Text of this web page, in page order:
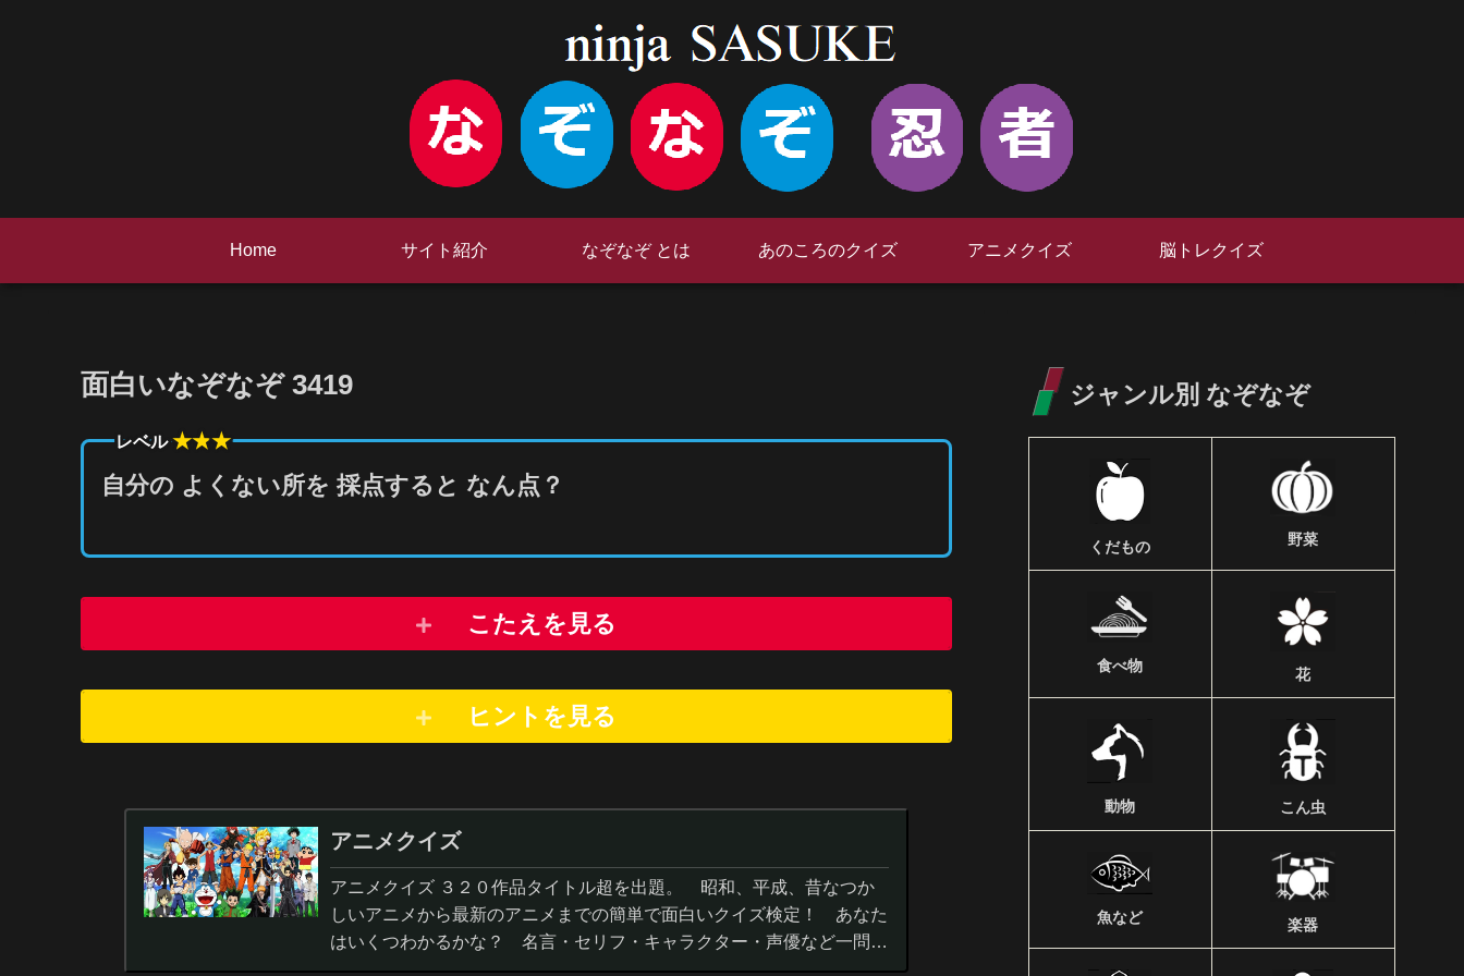
Home サイト紹介 なぞなぞ とは あのころのクイズ アニメクイズ 脳トレクイズ
面白いなぞなぞ 3419
レベル★★★
自分の よくない所を 採点すると なん点？
こたえを見る
ヒントを 見る
アニメクイズ
アニメクイズ ３２０作品タイトル超を出題。 昭和、平成、昔なつか
しいアニメから最新のアニメまでの簡単で面白いクイズ検定！ あなた
はいくつわかるかな？ 名言・セリフ・キャラクター・声優など一問一
答から3択・4択問題までの小学生の簡単問題から難...
ジャンル別 なぞなぞ
くだもの 野菜
食べ物 花
動物 こん虫
魚など 楽器